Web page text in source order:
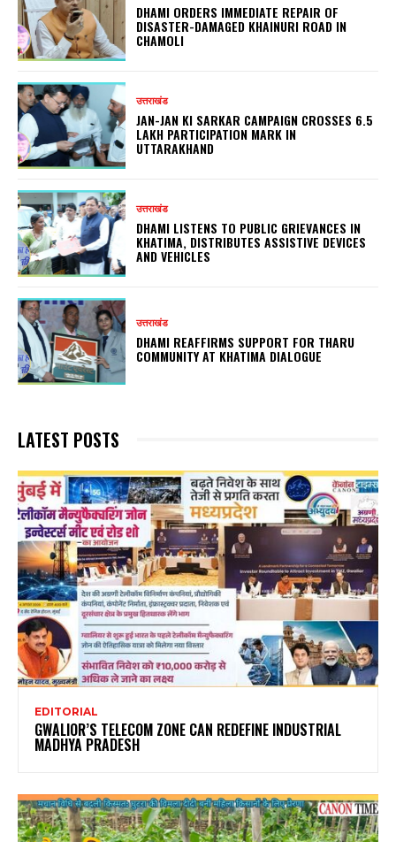
DHAMI ORDERS IMMEDIATE REPAIR OF
DISASTER-DAMAGED KHAINURI ROAD IN
CHAMOLI
उत्तराखंड
JAN-JAN KI SARKAR CAMPAIGN CROSSES 6.5
LAKH PARTICIPATION MARK IN
UTTARAKHAND
उत्तराखंड
DHAMI LISTENS TO PUBLIC GRIEVANCES IN
KHATIMA, DISTRIBUTES ASSISTIVE DEVICES
AND VEHICLES
उत्तराखंड
DHAMI REAFFIRMS SUPPORT FOR THARU
COMMUNITY AT KHATIMA DIALOGUE
LATEST POSTS
EDITORIAL
GWALIOR’S TELECOM ZONE CAN REDEFINE INDUSTRIAL
MADHYA PRADESH